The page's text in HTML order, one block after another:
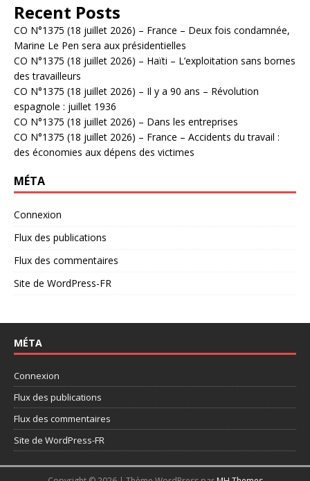
Recent Posts
CO N°1375 (18 juillet 2026) – France – Deux fois condamnée,
Marine Le Pen sera aux présidentielles
CO N°1375 (18 juillet 2026) – Haïti – L’exploitation sans bornes
des travailleurs
CO N°1375 (18 juillet 2026) – Il y a 90 ans – Révolution
espagnole : juillet 1936
CO N°1375 (18 juillet 2026) – Dans les entreprises
CO N°1375 (18 juillet 2026) – France – Accidents du travail :
des économies aux dépens des victimes
MÉTA
Connexion
Flux des publications
Flux des commentaires
Site de WordPress-FR
MÉTA
Connexion
Flux des publications
Flux des commentaires
Site de WordPress-FR